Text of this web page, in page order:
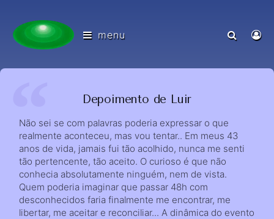
menu
Depoimento de Luir
Não sei se com palavras poderia expressar o que
realmente aconteceu, mas vou tentar.. Em meus 43
anos de vida, jamais fui tão acolhido, nunca me senti
tão pertencente, tão aceito. O curioso é que não
conhecia absolutamente ninguém, nem de vista.
Quem poderia imaginar que passar 48h com
desconhecidos faria finalmente me encontrar, me
libertar, me aceitar e reconciliar... A dinâmica do evento